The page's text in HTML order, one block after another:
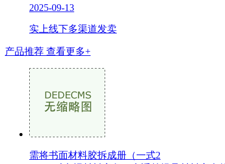
2025-09-13
实上线下多渠道发卖
产品推荐 查看更多+
需将书面材料胶拆成册（一式2